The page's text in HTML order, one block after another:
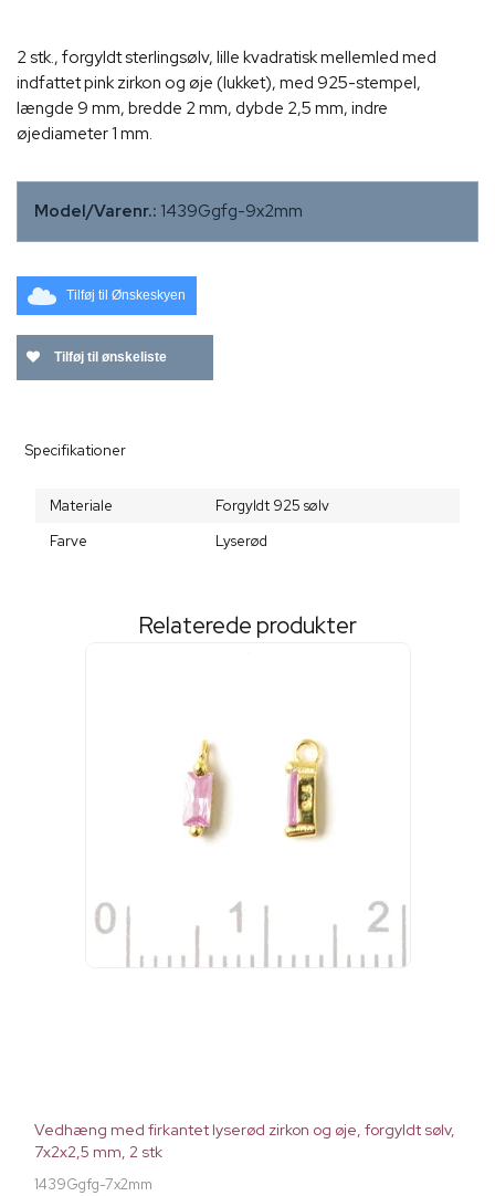
2 stk., forgyldt sterlingsølv, lille kvadratisk mellemled med
indfattet pink zirkon og øje (lukket), med 925-stempel,
længde 9 mm, bredde 2 mm, dybde 2,5 mm, indre
øjediameter 1 mm.
Model/Varenr.: 1439Ggfg-9x2mm
Tilføj til Ønskeskyen
Tilføj til ønskeliste
Specifikationer
Materiale
Forgyldt 925 sølv
Farve
Lyserød
Relaterede produkter
Vedhæng med firkantet lyserød zirkon og øje, forgyldt sølv,
7x2x2,5 mm, 2 stk
1439Ggfg-7x2mm